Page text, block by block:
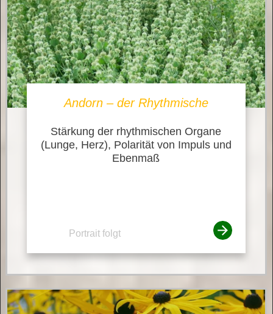
Andorn – der Rhythmische
Stärkung der rhythmischen Organe
(Lunge, Herz), Polarität von Impuls und
Ebenmaß
Portrait folgt